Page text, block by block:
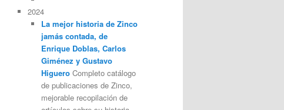
2024
La mejor historia de Zinco
jamás contada, de
Enrique Doblas, Carlos
Giménez y Gustavo
HigueroCompleto catálogo
de publicaciones de Zinco,
mejorable recopilación de